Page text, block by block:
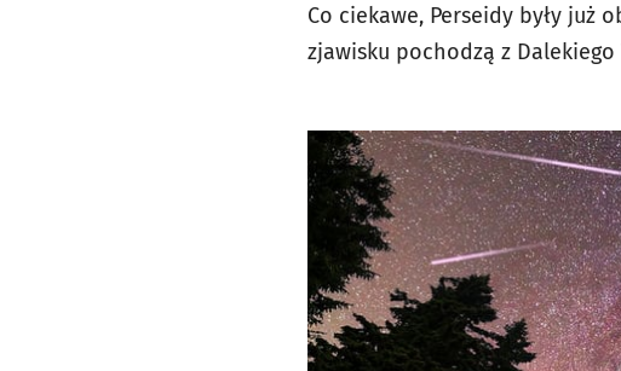
Co ciekawe, Perseidy były już
zjawisku pochodzą z Dalekiego